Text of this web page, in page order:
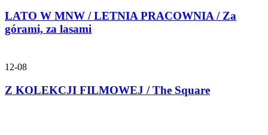
LATO W MNW / LETNIA PRACOWNIA / Za
górami, za lasami
12-08
Z KOLEKCJI FILMOWEJ / The Square